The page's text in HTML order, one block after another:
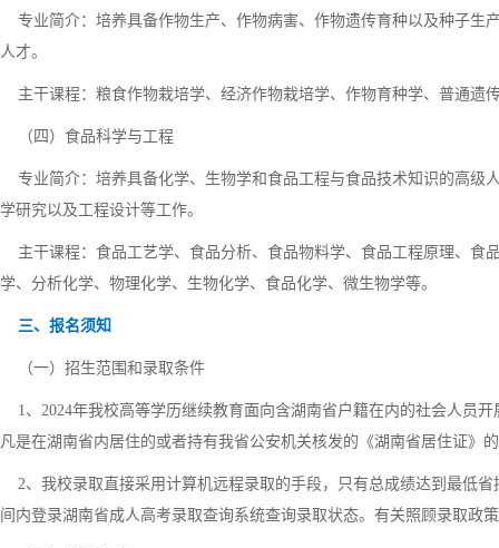
专业简介：培养具备作物生产、作物病害、作物遗传育种以及种子生
人才。
主干课程：粮食作物栽培学、经济作物栽培学、作物育种学、普通遗
（四）食品科学与工程
专业简介：培养具备化学、生物学和食品工程与食品技术知识的高级
学研究以及工程设计等工作。
主干课程：食品工艺学、食品分析、食品物料学、食品工程原理、食
学、分析化学、物理化学、生物化学、食品化学、微生物学等。
三、报名须知
（一）招生范围和录取条件
1、2024年我校高等学历继续教育面向含湖南省户籍在内的社会人员
凡是在湖南省内居住的或者持有我省公安机关核发的《湖南省居住证》
2、我校录取直接采用计算机远程录取的手段，只有总成绩达到最低
间内登录湖南省成人高考录取查询系统查询录取状态。有关照顾录取政